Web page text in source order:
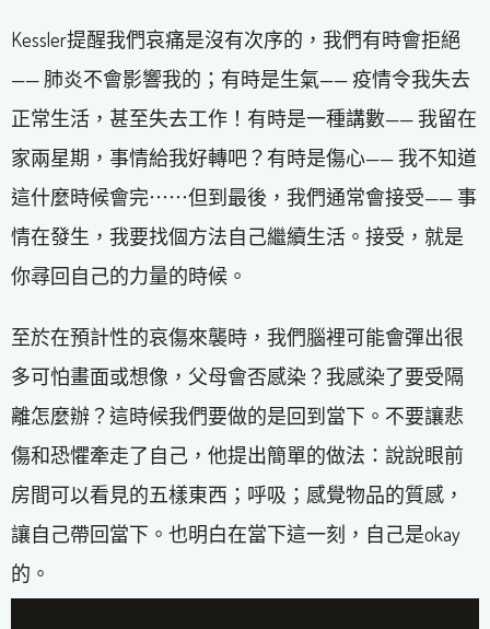
Kessler提醒我們哀痛是沒有次序的，我們有時會拒絕
—— 肺炎不會影響我的；有時是生氣—— 疫情令我失去
正常生活，甚至失去工作！有時是一種講數—— 我留在
家兩星期，事情給我好轉吧？有時是傷心—— 我不知道
這什麼時候會完⋯⋯但到最後，我們通常會接受—— 事
情在發生，我要找個方法自己繼續生活。接受，就是
你尋回自己的力量的時候。
至於在預計性的哀傷來襲時，我們腦裡可能會彈出很
多可怕畫面或想像，父母會否感染？我感染了要受隔
離怎麼辦？這時候我們要做的是回到當下。不要讓悲
傷和恐懼牽走了自己，他提出簡單的做法：說說眼前
房間可以看見的五樣東西；呼吸；感覺物品的質感，
讓自己帶回當下。也明白在當下這一刻，自己是okay
的。